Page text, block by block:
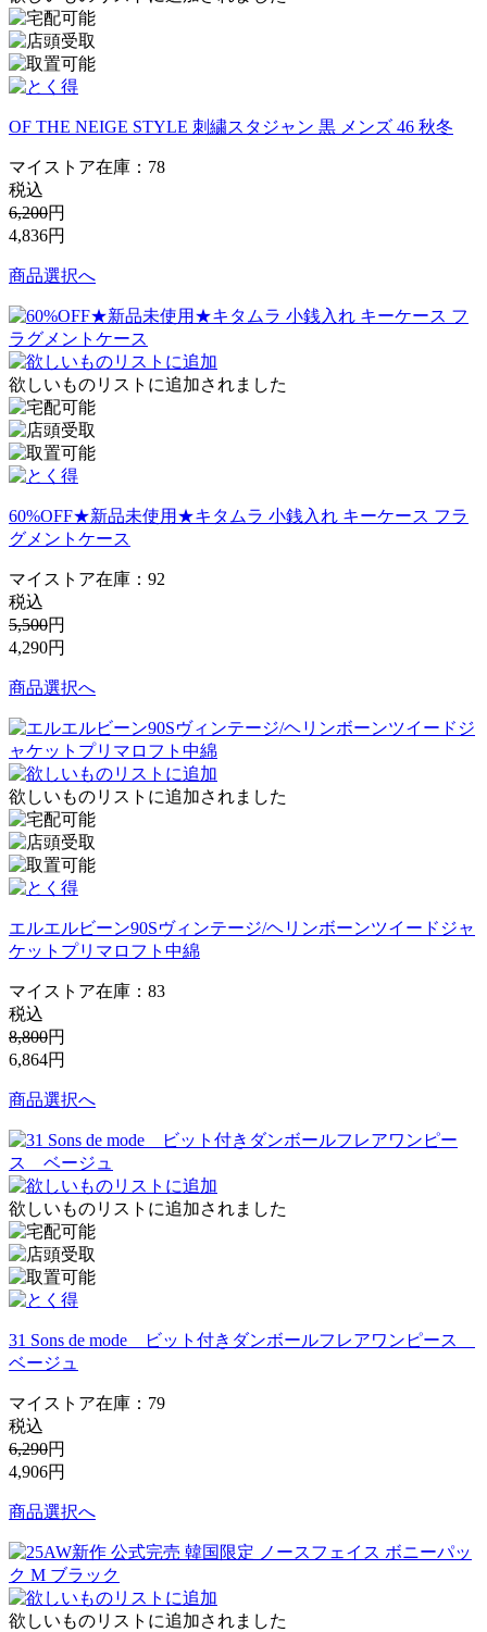
OF THE NEIGE STYLE 刺繍スタジャン 黒 メンズ 46 秋冬
マイストア在庫： 78
税込
6,200円
4,836円
商品選択へ
欲しいものリストに追加されました
60%OFF★新品未使用★キタムラ 小銭入れ キーケース フラ
グメントケース
マイストア在庫： 92
税込
5,500円
4,290円
商品選択へ
欲しいものリストに追加されました
エルエルビーン90Sヴィンテージ/ヘリンボーンツイードジャ
ケットプリマロフト中綿
マイストア在庫： 83
税込
8,800円
6,864円
商品選択へ
欲しいものリストに追加されました
31 Sons de mode ビット付きダンボールフレアワンピース
ベージュ
マイストア在庫： 79
税込
6,290円
4,906円
商品選択へ
欲しいものリストに追加されました